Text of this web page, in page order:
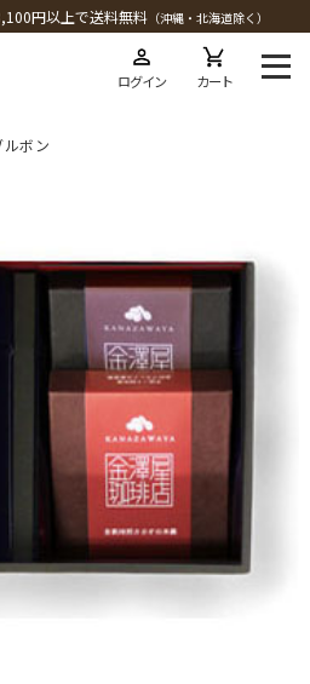
円以上で送料無料（沖縄・北海道除く）
ログイン カート
ボン